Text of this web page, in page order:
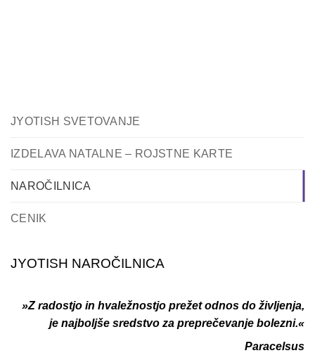
JYOTISH SVETOVANJE
IZDELAVA NATALNE – ROJSTNE KARTE
NAROČILNICA
CENIK
JYOTISH NAROČILNICA
»Z radostjo in hvaležnostjo prežet odnos do življenja,
je najboljše sredstvo za preprečevanje bolezni.«
Paracelsus